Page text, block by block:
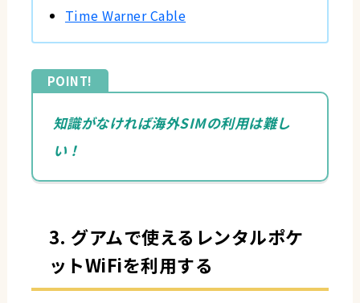
Time Warner Cable
知識がなければ海外SIMの利用は難し
い！
3. グアムで使えるレンタルポケ
ットWiFiを利用する